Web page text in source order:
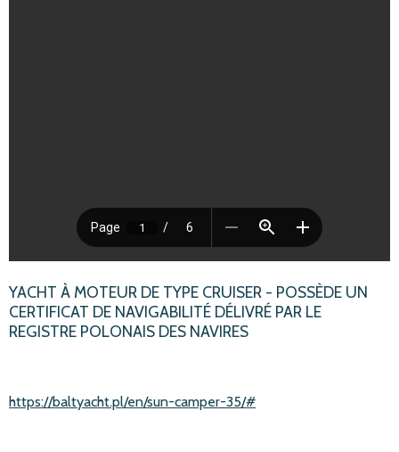
YACHT À MOTEUR DE TYPE CRUISER - POSSÈDE UN
CERTIFICAT DE NAVIGABILITÉ DÉLIVRÉ PAR LE
REGISTRE POLONAIS DES NAVIRES
https://baltyacht.pl/en/sun-camper-35/#